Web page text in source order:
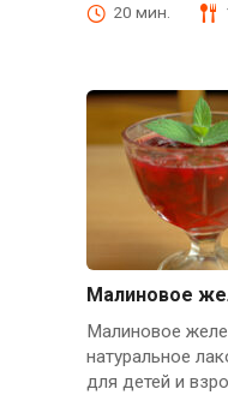
20 мин.
Малиновое
Малиновое
натуральное
для детей и